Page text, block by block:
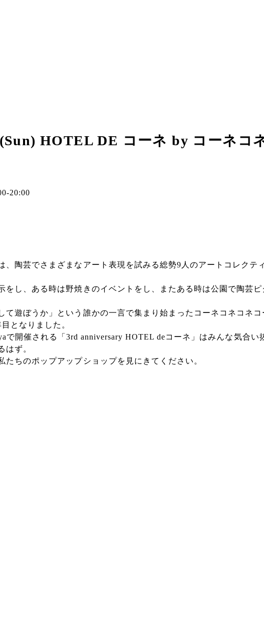
HOTEL DE コーネ by コーネコ
20:00
、 陶芸でさまざまなアート表現を試みる総勢9人のアートコレクティ
をし、 ある時は野焼きのイベントをし、 またある時は公園で陶芸
て遊ぼうか」 という誰かの一言で集まり始まったコーネコネコネコ
となりました。
で開催される「3rd anniversary HOTEL deコーネ」はみんな気合い
はず。
たちのポップアップショップを見にきてください。